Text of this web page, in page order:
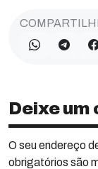
Deixe
O seu endereço
obrigatórios são